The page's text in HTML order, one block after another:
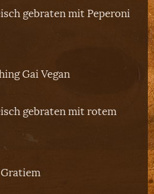
gebraten mit Peperoni
Khing Gai Vegan
gebraten mit rotem
Gratiem